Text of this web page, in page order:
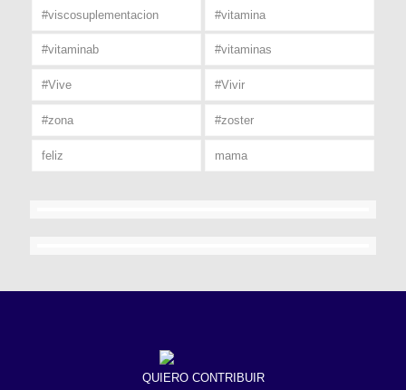
#viscosuplementacion #vitamina
#vitaminab #vitaminas
#Vive #Vivir
#zona #zoster
feliz mama
QUIERO CONTRIBUIR